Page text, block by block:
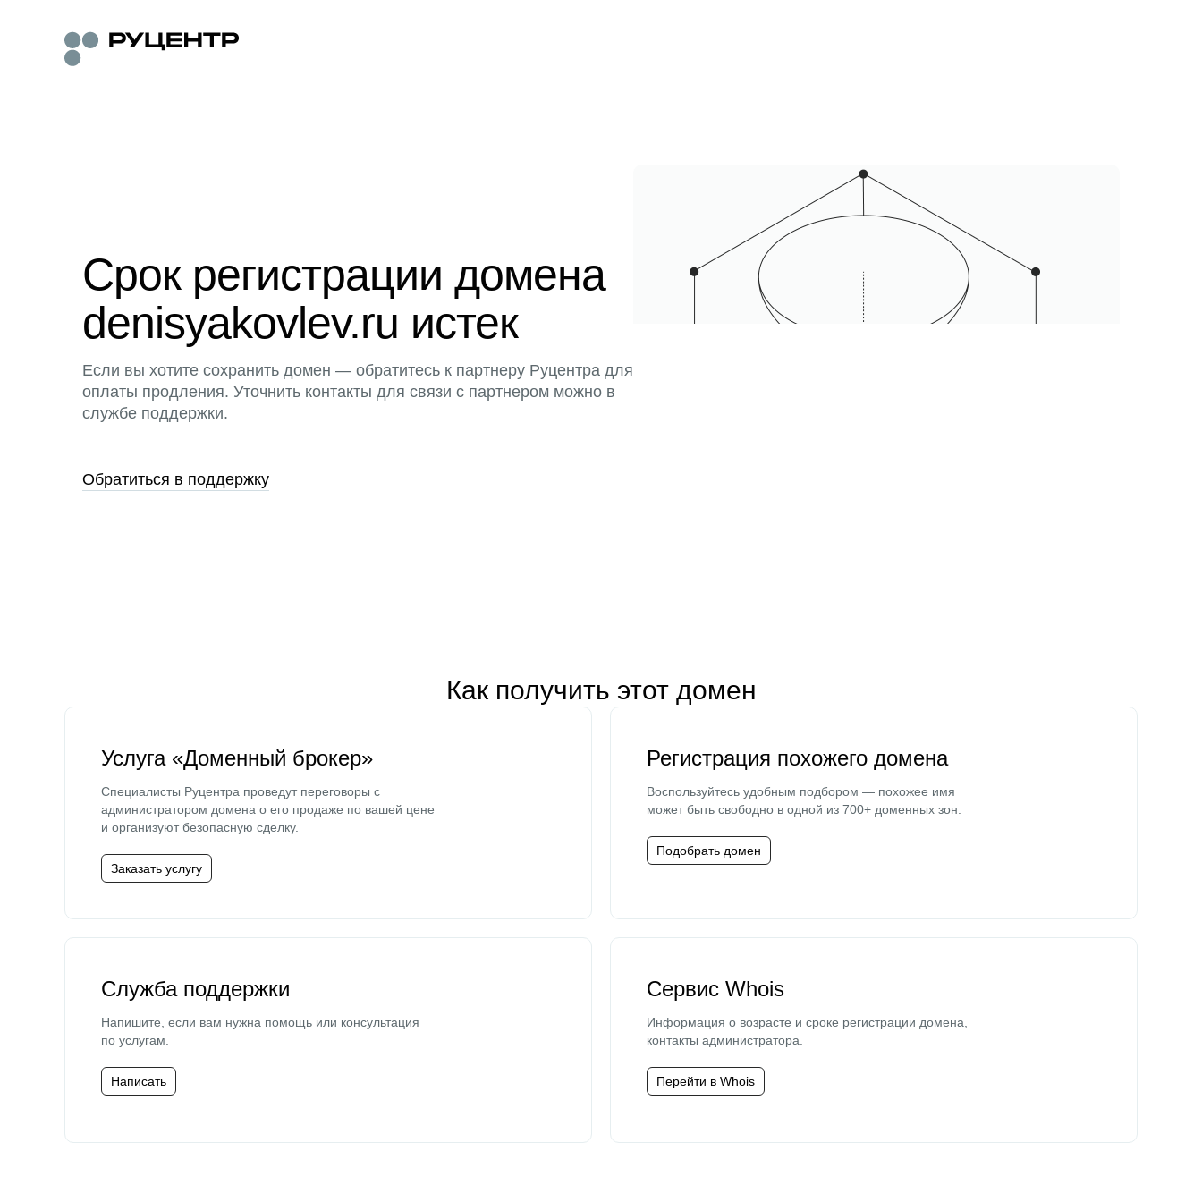
Срок регистрации домена
denisyakovlev.ru истек
Если вы хотите сохранить домен — обратитесь к партнеру Руцентра для
оплаты продления. Уточнить контакты для связи с партнером можно в
службе поддержки.
Обратиться в поддержку
Как получить этот домен
Услуга «Доменный брокер»
Специалисты Руцентра проведут переговоры с
администратором домена о его продаже по вашей цене
и организуют безопасную сделку.
Заказать услугу
Регистрация похожего домена
Воспользуйтесь удобным подбором — похожее имя
может быть свободно в одной из 700+ доменных зон.
Подобрать домен
Служба поддержки
Напишите, если вам нужна помощь или консультация
по услугам.
Написать
Сервис Whois
Информация о возрасте и сроке регистрации домена,
контакты администратора.
Перейти в Whois